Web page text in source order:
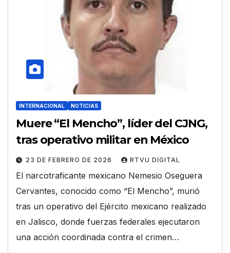
INTERNACIONAL NOTICIAS
Muere “El Mencho”, líder del CJNG,
tras operativo militar en México
23 DE FEBRERO DE 2026 RTVU DIGITAL
El narcotraficante mexicano Nemesio Oseguera
Cervantes, conocido como “El Mencho”, murió
tras un operativo del Ejército mexicano realizado
en Jalisco, donde fuerzas federales ejecutaron
una acción coordinada contra el crimen…